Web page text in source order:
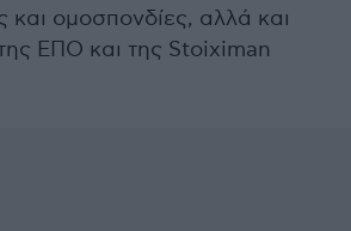
και ομοσπονδίες, αλλά και
ΕΠΟ και της Stoiximan